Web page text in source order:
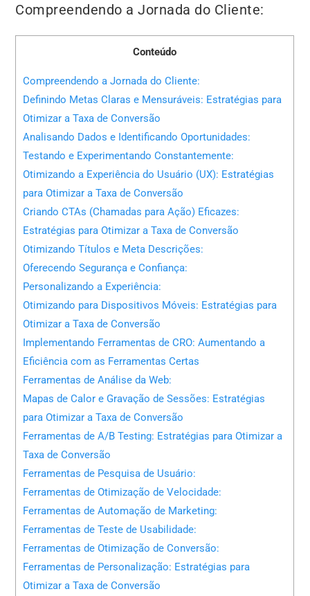
Compreendendo a Jornada do Cliente:
Conteúdo
Compreendendo a Jornada do Cliente:
Definindo Metas Claras e Mensuráveis: Estratégias para
Otimizar a Taxa de Conversão
Analisando Dados e Identificando Oportunidades:
Testando e Experimentando Constantemente:
Otimizando a Experiência do Usuário (UX): Estratégias
para Otimizar a Taxa de Conversão
Criando CTAs (Chamadas para Ação) Eficazes:
Estratégias para Otimizar a Taxa de Conversão
Otimizando Títulos e Meta Descrições:
Oferecendo Segurança e Confiança:
Personalizando a Experiência:
Otimizando para Dispositivos Móveis: Estratégias para
Otimizar a Taxa de Conversão
Implementando Ferramentas de CRO: Aumentando a
Eficiência com as Ferramentas Certas
Ferramentas de Análise da Web:
Mapas de Calor e Gravação de Sessões: Estratégias
para Otimizar a Taxa de Conversão
Ferramentas de A/B Testing: Estratégias para Otimizar a
Taxa de Conversão
Ferramentas de Pesquisa de Usuário:
Ferramentas de Otimização de Velocidade:
Ferramentas de Automação de Marketing:
Ferramentas de Teste de Usabilidade:
Ferramentas de Otimização de Conversão:
Ferramentas de Personalização: Estratégias para
Otimizar a Taxa de Conversão